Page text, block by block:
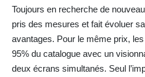
Toujours en recherche de
pris des mesures et fait évoluer
avantages. Pour le même prix,
95% du catalogue avec un
deux écrans simultanés. Seul